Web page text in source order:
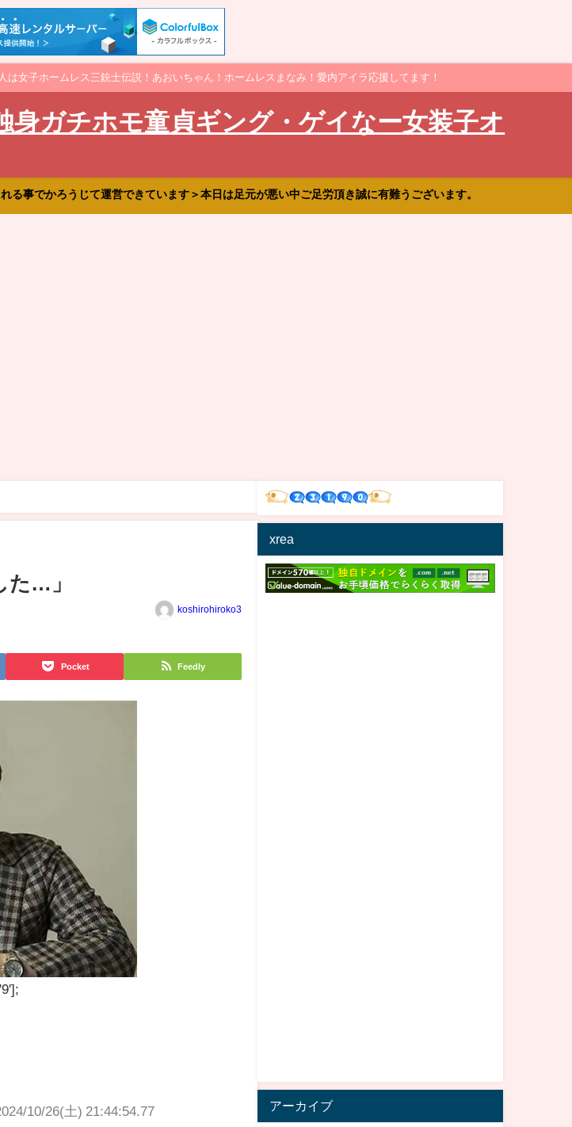
女子ホームレス三銃士伝説！あおいちゃん！ホームレスまなみ！愛内アイラ応援してます！
ガチホモ童貞ギング・ゲイなー女装子オ
事でかろうじて運営できています＞本日は足元が悪い中ご足労頂き誠に有難うございます。
た…」
koshirohiroko3
Pocket Feedly
10/26(土) 21:44:54.77
xrea
アーカイブ